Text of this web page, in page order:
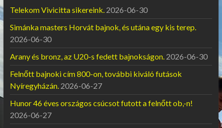
Telekom Vivicitta sikereink. 2026-06-30
Simánka masters Horvát bajnok, és utána egy kis terep.
2026-06-30
Arany és bronz, az U20-s fedett bajnokságon. 2026-06-30
Felnőtt bajnoki cím 800-on, további kiváló futások
Nyíregyházán. 2026-06-27
Hunor 46 éves országos csúcsot futott a felnőtt ob,-n!
2026-06-27